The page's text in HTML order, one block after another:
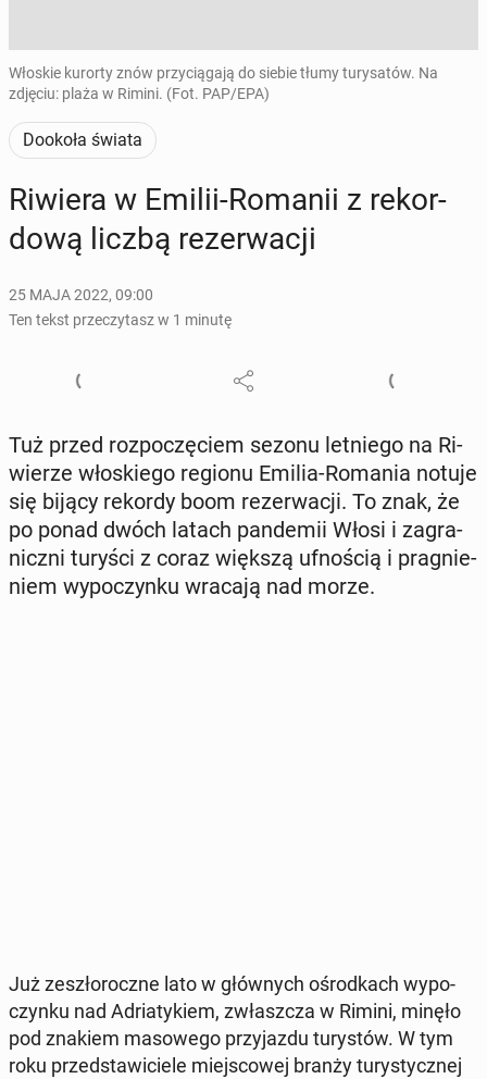
Włoskie kurorty znów przyciągają do siebie tłumy turysatów. Na
zdjęciu: plaża w Rimini. (Fot. PAP/EPA)
Dookoła świata
Riwiera w Emilii-Romanii z re­kor­
do­wą liczbą re­zer­wa­cji
25 MAJA 2022, 09:00
Ten tekst przeczytasz w 1 minutę
Tuż przed roz­po­czę­ciem sezonu let­nie­go na Ri­
wie­rze wło­skie­go regionu Emilia-Romania notuje
się bijący rekordy boom re­zer­wa­cji. To znak, że
po ponad dwóch latach pan­de­mii Włosi i za­gra­
nicz­ni turyści z coraz większą uf­no­ścią i pra­gnie­
niem wy­po­czyn­ku wracają nad morze.
Już ze­szło­rocz­ne lato w głów­nych ośrod­kach wy­po­
czyn­ku nad Ad­ria­ty­kiem, zwłasz­cza w Rimini, minęło
pod znakiem ma­so­we­go przy­jaz­du tu­ry­stów. W tym
roku przed­sta­wi­cie­le miej­sco­wej branży tu­ry­stycz­nej